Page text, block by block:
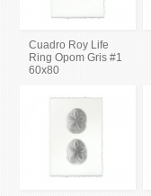
Cuadro Roy Life
Ring Opom Gris #1
60x80